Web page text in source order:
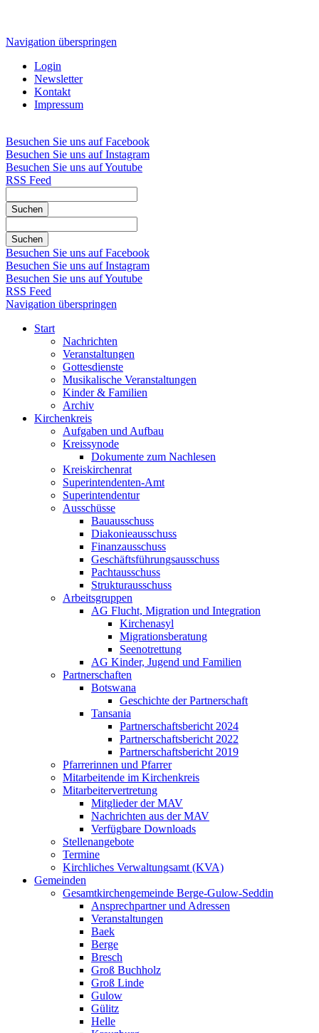
Navigation überspringen
Login
Newsletter
Kontakt
Impressum
Besuchen Sie uns auf Facebook
Besuchen Sie uns auf Instagram
Besuchen Sie uns auf Youtube
RSS Feed
Suchen
Suchen
Besuchen Sie uns auf Facebook
Besuchen Sie uns auf Instagram
Besuchen Sie uns auf Youtube
RSS Feed
Navigation überspringen
Start
Nachrichten
Veranstaltungen
Gottesdienste
Musikalische Veranstaltungen
Kinder & Familien
Archiv
Kirchenkreis
Aufgaben und Aufbau
Kreissynode
Dokumente zum Nachlesen
Kreiskirchenrat
Superintendenten-Amt
Superintendentur
Ausschüsse
Bauausschuss
Diakonieausschuss
Finanzausschuss
Geschäftsführungsausschuss
Pachtausschuss
Strukturausschuss
Arbeitsgruppen
AG Flucht, Migration und Integration
Kirchenasyl
Migrationsberatung
Seenotrettung
AG Kinder, Jugend und Familien
Partnerschaften
Botswana
Geschichte der Partnerschaft
Tansania
Partnerschaftsbericht 2024
Partnerschaftsbericht 2022
Partnerschaftsbericht 2019
Pfarrerinnen und Pfarrer
Mitarbeitende im Kirchenkreis
Mitarbeitervertretung
Mitglieder der MAV
Nachrichten aus der MAV
Verfügbare Downloads
Stellenangebote
Termine
Kirchliches Verwaltungsamt (KVA)
Gemeinden
Gesamtkirchengemeinde Berge-Gulow-Seddin
Ansprechpartner und Adressen
Veranstaltungen
Baek
Berge
Bresch
Groß Buchholz
Groß Linde
Gulow
Gülitz
Helle